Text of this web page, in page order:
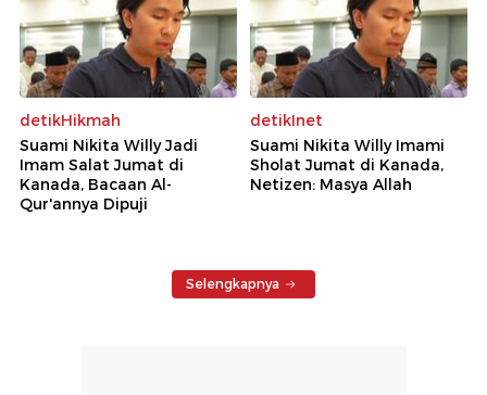
detikHikmah
Suami Nikita Willy Jadi
Imam Salat Jumat di
Kanada, Bacaan Al-
Qur'annya Dipuji
detikInet
Suami Nikita Willy Imami
Sholat Jumat di Kanada,
Netizen: Masya Allah
Selengkapnya